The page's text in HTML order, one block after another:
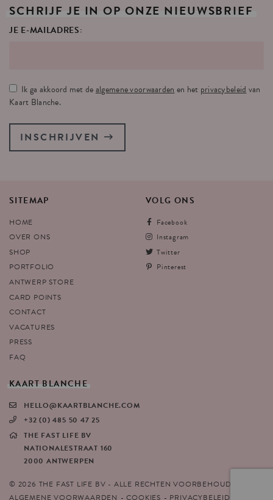
SCHRIJF JE IN OP ONZE NIEUWSBRIEF
JE E-MAILADRES:
Ik ga akkoord met dealgemene voorwaarden en het privacybeleid van
Kaart Blanche.
INSCHRIJVEN
SITEMAP
HOME
OVER ONS
SHOP
PORTFOLIO
ANTWERP STORE
CARD POINTS
CONTACT
VACATURES
PRESS
FAQ
VOLG ONS
Facebook
Instagram
Twitter
Pinterest
KAART BLANCHE
HELLO@KAARTBLANCHE.COM
+32 (0) 485 50 47 25
THE FAST LIFE BV
NATIONALESTRAAT 160
2000 ANTWERPEN
© 2026 THE FAST LIFE BV - ALLE RECHTEN VOORBEHOUDEN
ALGEMENE VOORWAARDEN
COOKIES PRIVACYBELEID